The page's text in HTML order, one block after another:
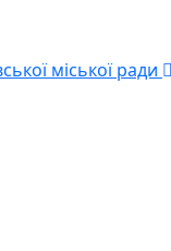
міської ради